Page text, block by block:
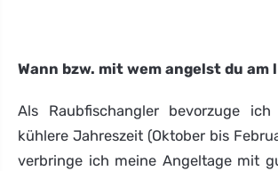
Wann bzw. mit wem angelst du am
Als Raubfischangler bevorzuge
kühlere Jahreszeit (Oktober bis
verbringe ich meine Angeltage mit